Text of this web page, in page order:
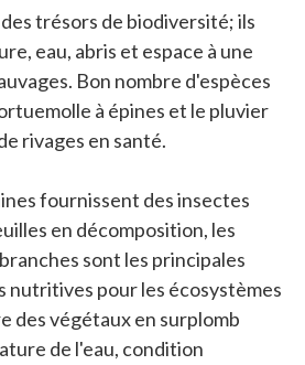
trésors de biodiversité; ils
eau, abris et espace à une
Bon nombre d'espèces
à épines et le pluvier
rivages en santé.
fournissent des insectes
en décomposition, les
sont les principales
nutritives pour les écosystèmes
des végétaux en surplomb
de l'eau, condition